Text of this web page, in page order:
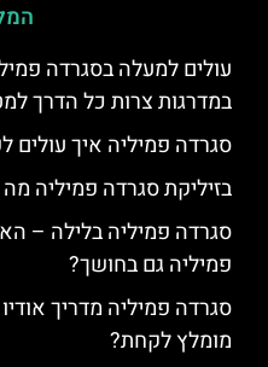
עולים למעלה בסגרדה
במדרגות צרות כל הדרך
סגרדה פמיליה איך עולים
בזיליקת סגרדה פמיליה
סגרדה פמיליה בלילה –
פמיליה גם בחושך?
סגרדה פמיליה מדריך
מומלץ לקחת?